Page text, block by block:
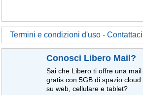
Termini e condizioni d'uso - Contattaci
Conosci Libero Mail?
Sai che Libero ti offre una mail
gratis con 5GB di spazio cloud
su web, cellulare e tablet?